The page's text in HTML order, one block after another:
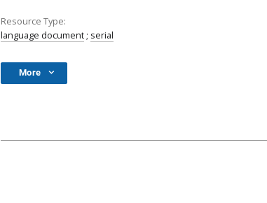
Resource Type:
language document ; serial
More